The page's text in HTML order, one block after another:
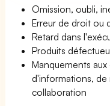
Omission, oubli,
Erreur de droit ou
Retard dans
Produits
Manquements
d'informations, de
collaboration